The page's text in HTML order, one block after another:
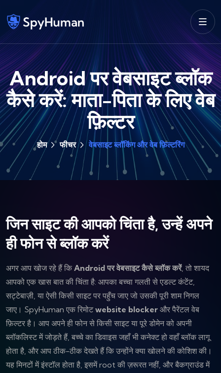
Android पर वेबसाइट ब्लॉक
कैसे करें: माता-पिता के लिए वेब
फ़िल्टर
होम फीचर वेबसाइट ब्लॉकिंग और वेब फ़िल्टरिंग
जिन साइट की आपको चिंता है, उन्हें अपने
ही फोन से ब्लॉक करें
अगर आप खोज रहे हैं कि Android पर वेबसाइट कैसे ब्लॉक करें, तो शायद
आपको एक खास बात की चिंता है: आपका बच्चा गलती से एडल्ट कंटेंट,
सट्टेबाज़ी, या ऐसी किसी साइट पर पहुँच जाए जो उसकी पूरी शाम निगल
जाए। SpyHuman एक रिमोटwebsite blocker और पैरेंटल वेब
फ़िल्टर है। आप अपने ही फोन से किसी साइट या पूरे डोमेन को अपनी
ब्लॉकलिस्ट में जोड़ते हैं, बच्चे का डिवाइस जहाँ भी कनेक्ट हो वहाँ ब्लॉक लागू
होता है, और आप ठीक-ठीक देखते हैं कि उन्होंने क्या खोलने की कोशिश की।
यह मिनटों में इंस्टॉल होता है, इसमें root की ज़रूरत नहीं, और बैकग्राउंड में